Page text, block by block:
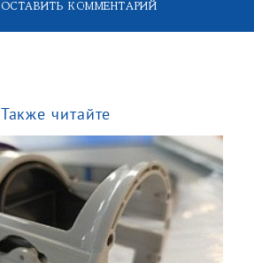
ОСТАВИТЬ КОММЕНТАРИЙ
Также читайте